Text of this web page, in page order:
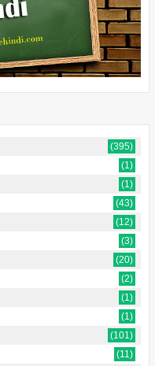
(395)
(1)
(1)
(43)
(12)
(3)
(20)
(2)
(1)
(1)
(101)
(11)